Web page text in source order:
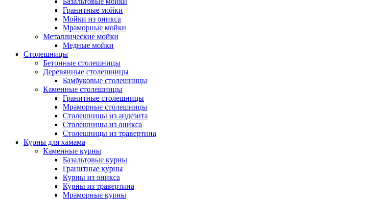
Гранитные мойки
Мойки из оникса
Мраморные мойки
Металлические мойки
Медные мойки
Столешницы
Бетонные столешницы
Деревянные столешницы
Бамбуковые столешницы
Каменные столешницы
Гранитные столешницы
Мраморные столешницы
Столешницы из андезита
Столешницы из оникса
Столешницы из травертина
Курны для хамама
Каменные курны
Базальтовые курны
Гранитные курны
Курны из оникса
Курны из травертина
Мраморные курны